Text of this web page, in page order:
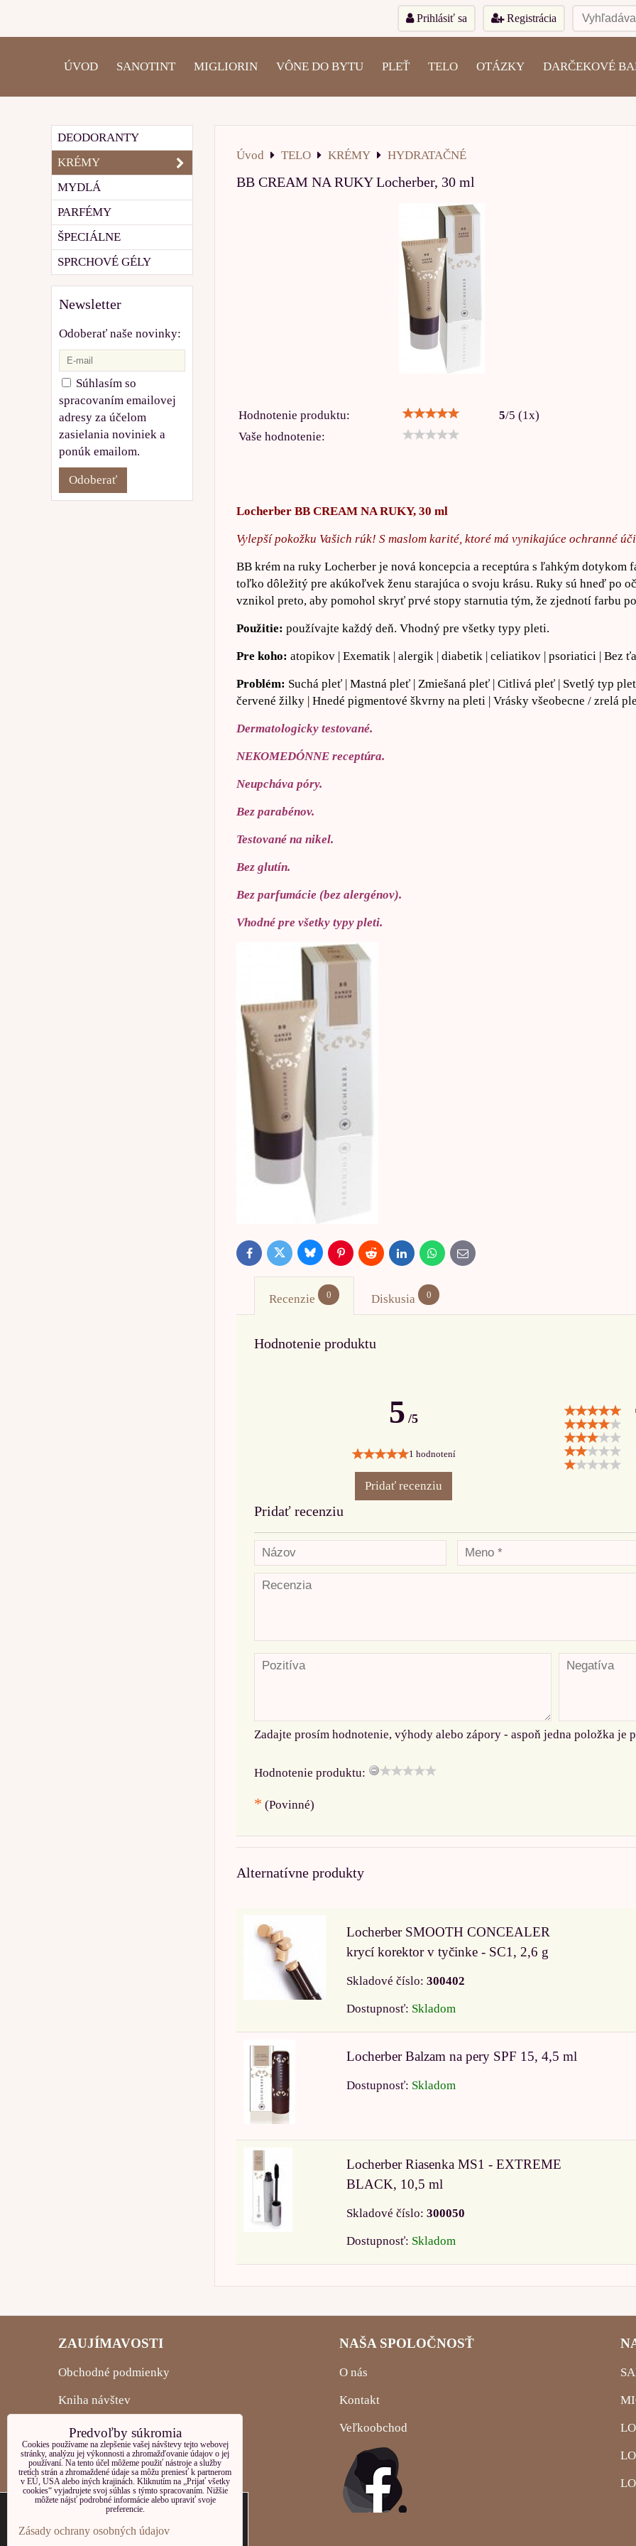
Prihlásiť sa Registrácia
ÚVOD SANOTINT MIGLIORIN VÔNE DO BYTU PLEŤ TELO OTÁZKY DARČEKOVÉ
Úvod TELO KRÉMY HYDRATAČNÉ
BB CREAM NA RUKY Locherber, 30 ml
Hodnotenie produktu: 5/5 (1x)
Vaše hodnotenie:
Locherber BB CREAM NA RUKY, 30 ml
Vylepší pokožku Vašich rúk! S maslom karité, ktoré má vynikajúce ochranné
BB krém na ruky Locherber je nová koncepcia a receptúra s ľahkým
toľko dôležitý pre akúkoľvek ženu starajúca o svoju krásu. Ruky sú hneď po
vznikol preto, aby pomohol skryť prvé stopy starnutia tým, že zjednotí farbu
Použitie: používajte každý deň. Vhodný pre všetky typy pleti.
Pre koho: atopikov | Exematik | alergik | diabetik | celiatikov | psoriatici | Bez
Problém: Suchá pleť | Mastná pleť | Zmiešaná pleť | Citlivá pleť | Svetlý typ
červené žilky | Hnedé pigmentové škvrny na pleti | Vrásky všeobecne / zrelá
Dermatologicky testované.
NEKOMEDÓNNE receptúra.
Neupcháva póry.
Bez parabénov.
Testované na nikel.
Bez glutín.
Bez parfumácie (bez alergénov).
Vhodné pre všetky typy pleti.
FacebookTwitter BlueskyPinterestReddit LinkedInWhatsApp
E-
mail
Recenzie 0 Diskusia 0
Hodnotenie produktu
5 /5
1 hodnotení
Pridať recenziu
Pridať recenziu
Zadajte prosím hodnotenie, výhody alebo zápory - aspoň jedna položka je
Hodnotenie produktu:
* (Povinné)
Alternatívne produkty
Locherber SMOOTH CONCEALER
krycí korektor v tyčinke - SC1, 2,6 g
Skladové číslo: 300402
Dostupnosť: Skladom
Locherber Balzam na pery SPF 15, 4,5 ml
Dostupnosť: Skladom
Locherber Riasenka MS1 - EXTREME
BLACK, 10,5 ml
Skladové číslo: 300050
Dostupnosť: Skladom
DEODORANTY
KRÉMY
MYDLÁ
PARFÉMY
ŠPECIÁLNE
SPRCHOVÉ GÉLY
Newsletter
Odoberať naše novinky:
Súhlasím so
spracovaním emailovej
adresy za účelom
zasielania noviniek a
ponúk emailom.
Odoberať
ZAUJÍMAVOSTI
Obchodné podmienky
Kniha návštev
Články
Použité bylinky
Ochrana osobných údajov
OBJEDNÁVKY
NAŠA SPOLOČNOSŤ
O nás
Kontakt
Veľkoobchod
Predvoľby súkromia
Cookies používame na zlepšenie vašej návštevy tejto webovej
stránky, analýzu jej výkonnosti a zhromažďovanie údajov o jej
používaní. Na tento účel môžeme použiť nástroje a služby
tretích strán a zhromaždené údaje sa môžu preniesť k partnerom
v EÚ, USA alebo iných krajinách. Kliknutím na „Prijať všetky
cookies“ vyjadrujete svoj súhlas s týmto spracovaním. Nižšie
môžete nájsť podrobné informácie alebo upraviť svoje
preferencie.
Zásady ochrany osobných údajov
Tieto internetové stránky používajú súbory
cookies. Bližšie informácie o používaných
súboroch cookies a ako je možné zabrániť ich